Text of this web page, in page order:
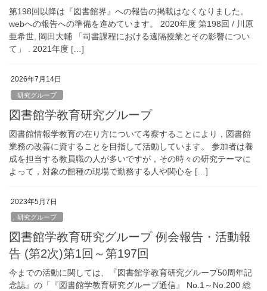
第198回以降は『図書館界』への報告の掲載はなくなりました。
webへの報告への準備を進めています。 2020年度 第198回 / 川原
亜希世, 岡田大輔 「司書課程における遠隔授業とその影響につい
て」 . 2021年度 […]
2026年7月14日
研究グループ
図書館学教育研究グループ
図書館情報学教育の在り方について考察することにより，図書館
業務の改善に資することを目指して活動しています。 参加者は養
成を担当する教員職の人が多いですが，その時々の研究テーマに
よって，対象の館種の現場で勤務する人や関心を […]
2023年5月7日
研究グループ
図書館学教育研究グループ 例会報告・活動報
告 (第2次)第1回～第197回
今までの活動に関しては、『図書館学教育研究グループ50周年記
念誌』の「『図書館学教育研究グループ通信』 No.1～No.200 総